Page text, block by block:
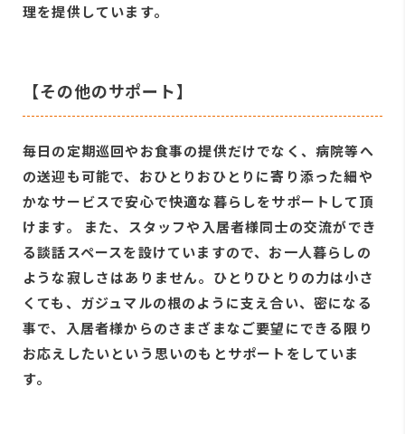
理を提供しています。
【その他のサポート】
毎日の定期巡回やお食事の提供だけでなく、病院等へ
の送迎も可能で、おひとりおひとりに寄り添った細や
かなサービスで安心で快適な暮らしをサポートして頂
けます。 また、スタッフや入居者様同士の交流ができ
る談話スペースを設けていますので、お一人暮らしの
ような寂しさはありません。ひとりひとりの力は小さ
くても、ガジュマルの根のように支え合い、密になる
事で、入居者様からのさまざまなご要望にできる限り
お応えしたいという思いのもとサポートをしていま
す。